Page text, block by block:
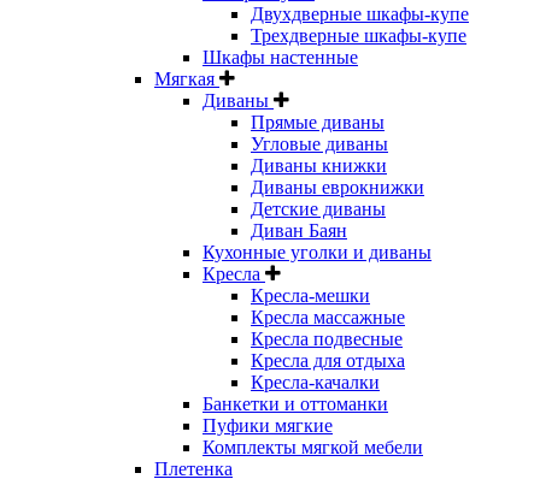
Двухдверные шкафы-купе
Трехдверные шкафы-купе
Шкафы настенные
Мягкая
Диваны
Прямые диваны
Угловые диваны
Диваны книжки
Диваны еврокнижки
Детские диваны
Диван Баян
Кухонные уголки и диваны
Кресла
Кресла-мешки
Кресла массажные
Кресла подвесные
Кресла для отдыха
Кресла-качалки
Банкетки и оттоманки
Пуфики мягкие
Комплекты мягкой мебели
Плетенка